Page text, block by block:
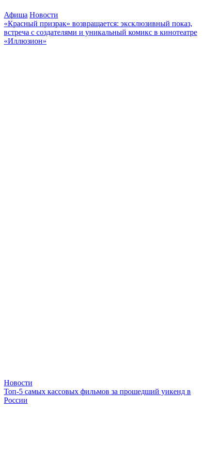
Афиша Новости
«Красный призрак» возвращается: эксклюзивный показ,
встреча с создателями и уникальный комикс в кинотеатре
«Иллюзион»
Новости
Топ-5 самых кассовых фильмов за прошедший уикенд в
России